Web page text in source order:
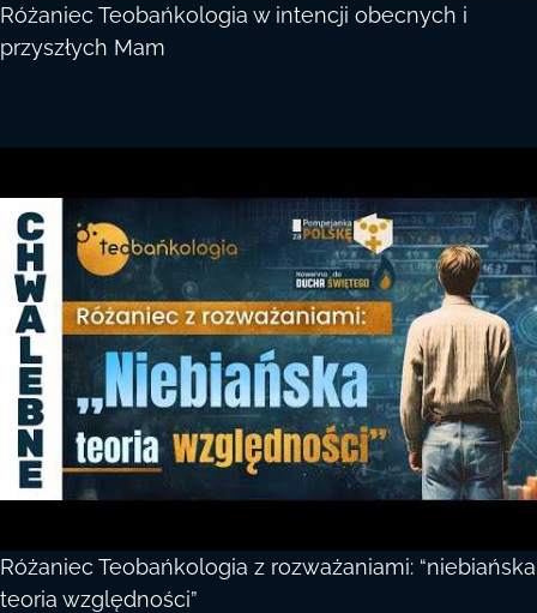
Różaniec Teobańkologia w intencji obecnych i
przyszłych Mam
Różaniec Teobańkologia z rozważaniami: “niebiańska
teoria względności”